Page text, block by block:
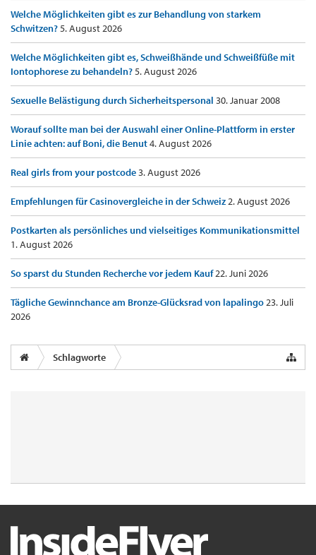
Welche Möglichkeiten gibt es zur Behandlung von starkem
Schwitzen?5. August 2026
Welche Möglichkeiten gibt es, Schweißhände und Schweißfüße mit
Iontophorese zu behandeln?5. August 2026
Sexuelle Belästigung durch Sicherheitspersonal 30. Januar 2008
Worauf sollte man bei der Auswahl einer Online-Plattform in erster
Linie achten: auf Boni, die Benut4. August 2026
Real girls from your postcode3. August 2026
Empfehlungen für Casinovergleiche in der Schweiz2. August 2026
Postkarten als persönliches und vielseitiges Kommunikationsmittel
1. August 2026
So sparst du Stunden Recherche vor jedem Kauf22. Juni 2026
Tägliche Gewinnchance am Bronze-Glücksrad von lapalingo23. Juli
2026
Schlagworte